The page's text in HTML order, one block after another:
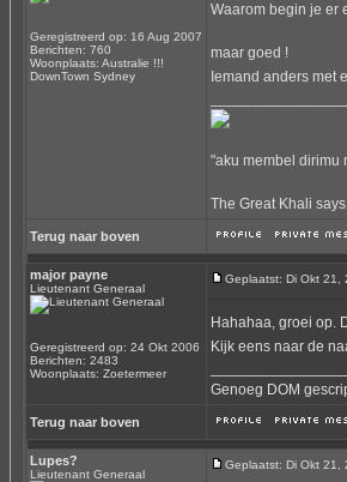
Geregistreerd op: 16 Aug 2007
Berichten: 760
Woonplaats: Australie !!!
DownTown Sydney
Waarom begin je er
maar goed !
Iemand anders met
"aku membel dirimu
The Great Khali
Terug naar boven
major payne
Lieutenant Generaal
Geregistreerd op: 24 Okt 2006
Berichten: 2483
Woonplaats: Zoetermeer
Geplaatst: Di Okt 21,
Hahahaa, groei op.
Kijk eens naar de
Genoeg DOM
Terug naar boven
Lupes?
Lieutenant Generaal
Geplaatst: Di Okt 21,